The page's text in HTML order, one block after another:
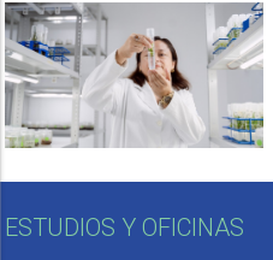
ESTUDIOS Y OFICINAS